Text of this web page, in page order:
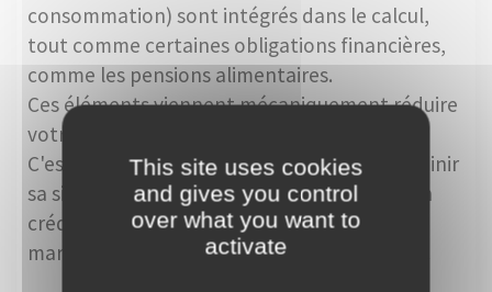
consommation) sont intégrés dans le calcul,
tout comme certaines obligations financières,
comme les pensions alimentaires.
Ces éléments viennent mécaniquement réduire
votre capacité d'emprunt.
C'est pourquoi il est souvent conseillé d'assainir
sa situation financière avant de se lancer. Un
crédit soldé peut, à lui seul, redonner de la
marge… et ouvrir de nouvelles perspectives.
This site uses cookies
and gives you control
over what you want to
activate